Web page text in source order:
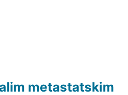
metastatskim